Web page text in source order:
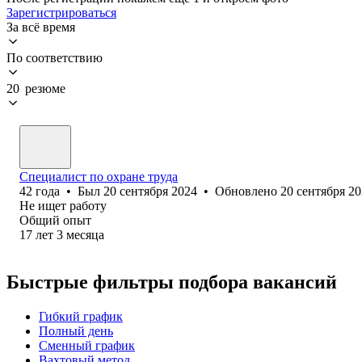
Зарегистрироваться
За всё время
По соответствию
20 резюме
Специалист по охране труда
42 года • Был 20 сентября 2024 • Обновлено 20 сентября
Не ищет работу
Общий опыт
17 лет 3 месяца
Быстрые фильтры подбора вакансий
Гибкий график
Полный день
Сменный график